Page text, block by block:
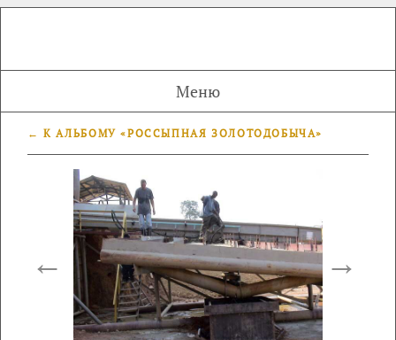
Меню
← К АЛЬБОМУ «РОССЫПНАЯ ЗОЛОТОДОБЫЧА»
← →